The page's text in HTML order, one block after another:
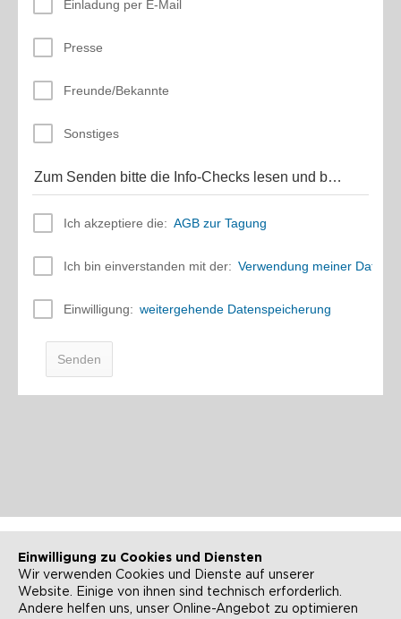
NEWSLETTER KONTAKT
Einwilligung zu Cookies und Diensten
Wir verwenden Cookies und Dienste auf unserer
Website. Einige von ihnen sind technisch erforderlich.
Andere helfen uns, unser Online-Angebot zu optimieren